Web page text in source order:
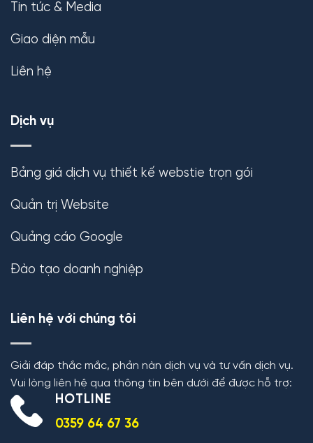
Tin tức & Media
Giao diện mẫu
Liên hệ
Dịch vụ
Bảng giá dịch vụ thiết kế webstie trọn gói
Quản trị Website
Quảng cáo Google
Đào tạo doanh nghiệp
Liên hệ với chúng tôi
Giải đáp thắc mắc, phản nàn dịch vụ và tư vấn dịch vụ.
Vui lòng liên hệ qua thông tin bên dưới để được hỗ trợ:
HOTLINE
0359 64 67 36